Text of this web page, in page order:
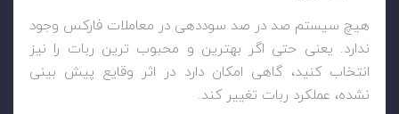
هیچ سیستم صد در صد سوددهی در معاملات فارکس وجود
ندارد. یعنی حتی اگر بهترین و محبوب ترین ربات را نیز
انتخاب کنید، گاهی امکان دارد در اثر وقایع پیش بینی
نشده، عملکرد ربات تغییر کند.